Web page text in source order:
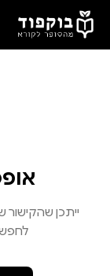
דלג לתוכן הראשי
ייתכן
לחפש